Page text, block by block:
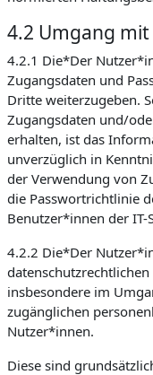
4.2 Umgang
4.2.1 Die*Der
Zugangsdaten und
Dritte weiterzugeben.
Zugangsdaten und/
erhalten, ist das
unverzüglich in
der Verwendung von
die Passwortrichtlinie
Benutzer*innen der IT-
4.2.2 Die*Der
insbesondere im
zugänglichen
Nutzer*innen.
Diese sind